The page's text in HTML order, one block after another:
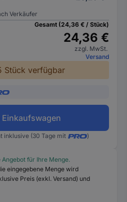
Verkäufer
Gesamt (24,36 € / Stück)
24,36 €
zzgl. MwSt.
Versand
Stück verfügbar
Einkaufswagen
inklusive (30 Tage mit )
für Ihre Menge.
eingegebene Menge wird
Preis (exkl. Versand) und